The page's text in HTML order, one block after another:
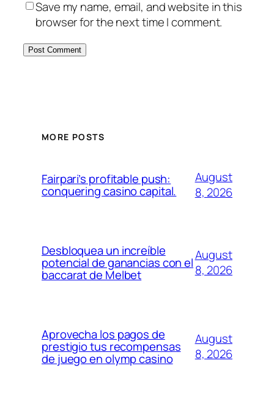
Save my name, email, and website in this
browser for the next time I comment.
MORE POSTS
Fairpari’s profitable push:
conquering casino capital.
August
8, 2026
Desbloquea un increíble
potencial de ganancias con el
baccarat de Melbet
August
8, 2026
Aprovecha los pagos de
prestigio tus recompensas
de juego en olymp casino
August
8, 2026